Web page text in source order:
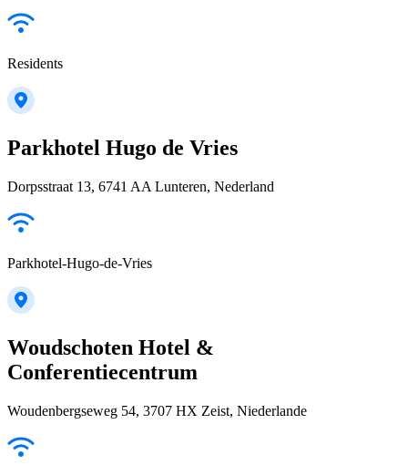
Residents
Parkhotel Hugo de Vries
Dorpsstraat 13, 6741 AA Lunteren, Nederland
Parkhotel-Hugo-de-Vries
Woudschoten Hotel &
Conferentiecentrum
Woudenbergseweg 54, 3707 HX Zeist, Niederlande